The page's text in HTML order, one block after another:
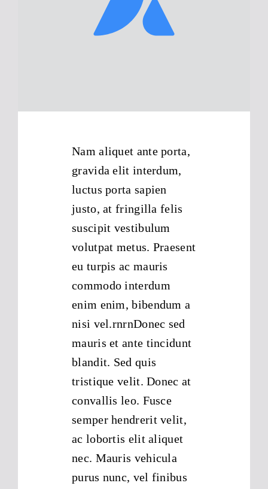
Nam aliquet ante porta,
gravida elit interdum,
luctus porta sapien
justo, at fringilla felis
suscipit vestibulum
volutpat metus. Praesent
eu turpis ac mauris
commodo interdum
enim enim, bibendum a
nisi vel.rnrnDonec sed
mauris et ante tincidunt
blandit. Sed quis
tristique velit. Donec at
convallis leo. Fusce
semper hendrerit velit,
ac lobortis elit aliquet
nec. Mauris vehicula
purus nunc, vel finibus
Impressum
Datenschutzhinweise